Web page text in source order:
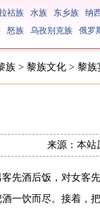
祜族 水族 东乡族 纳
怒族 乌孜别克族 俄罗
族 > 黎族文化 > 黎族
来源：本站
先酒后饭，对女客
一饮而尽。接着，